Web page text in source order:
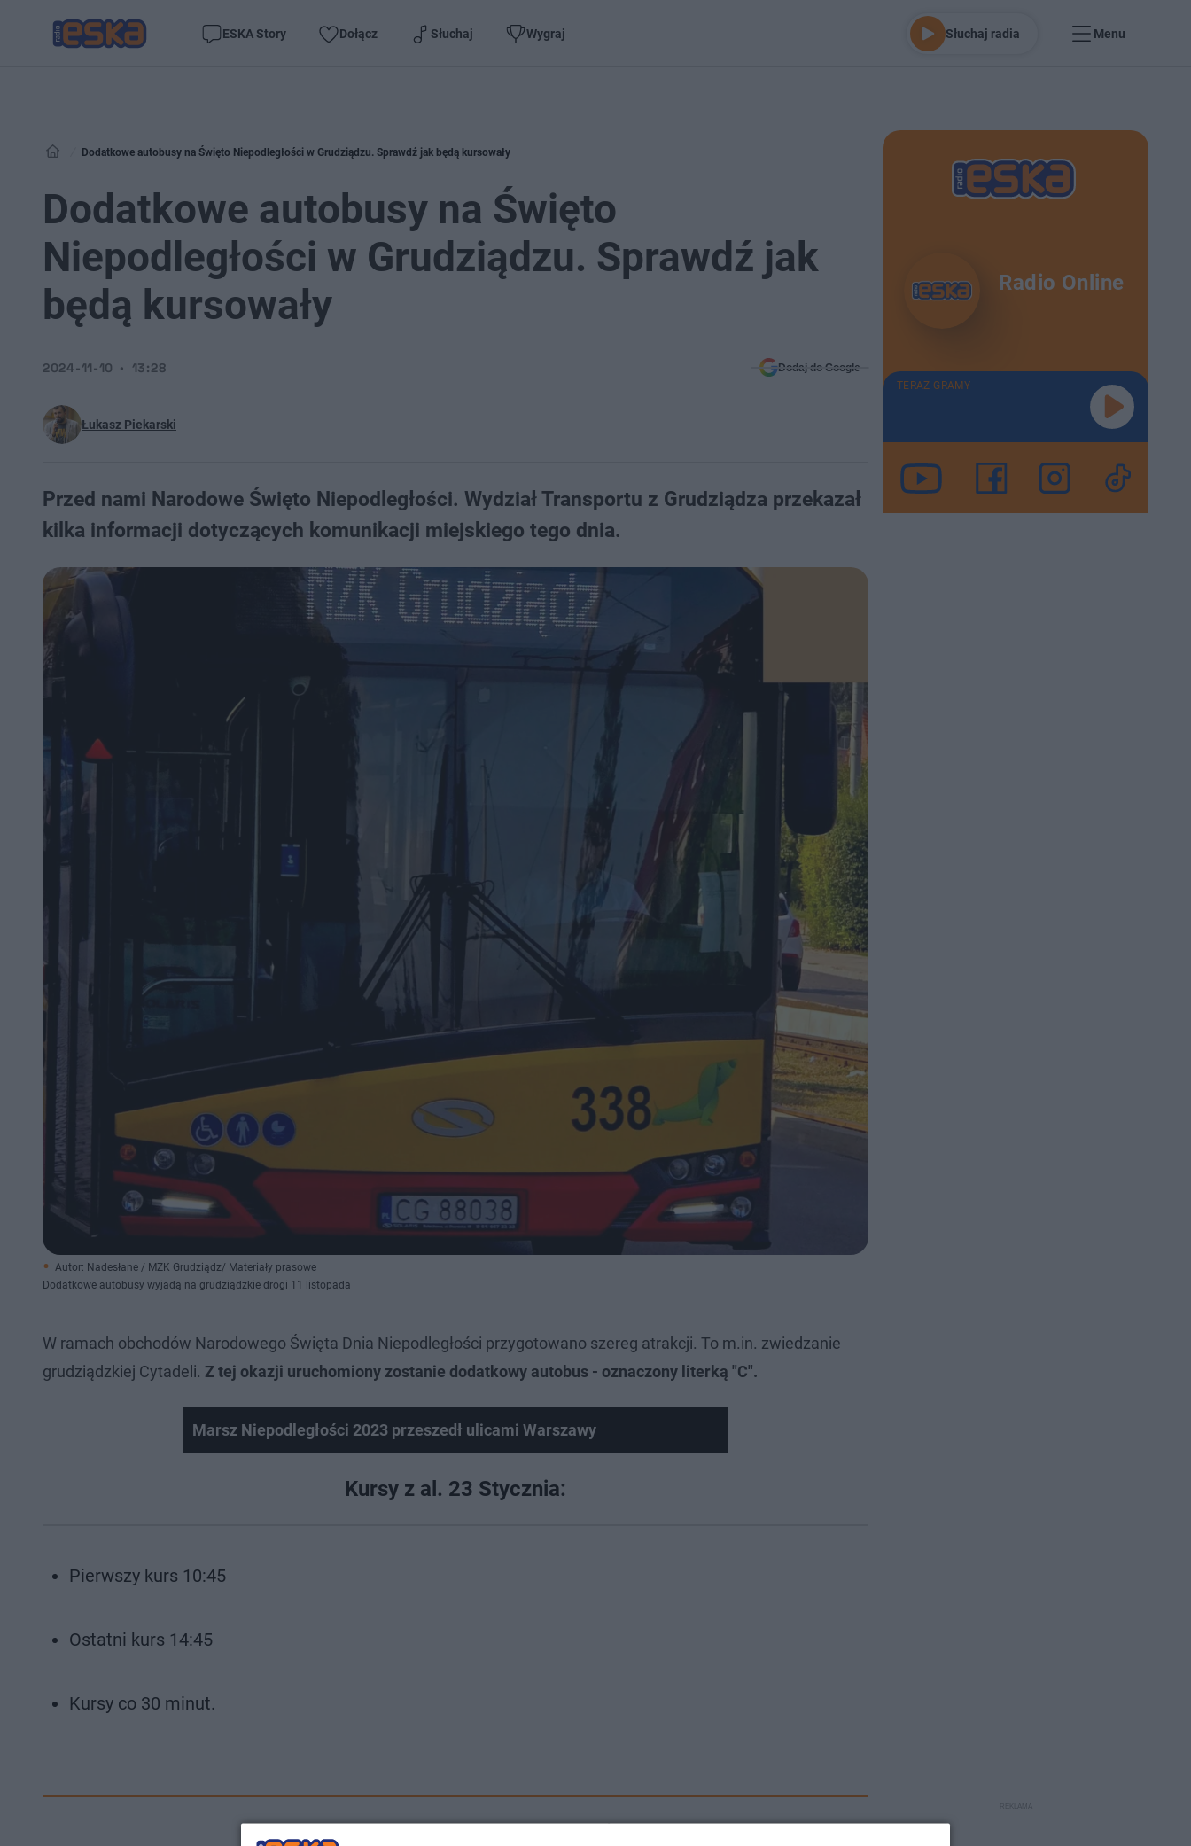
ESKA Story Dołącz Słuchaj Wygraj Słuchaj radia Menu
Dodatkowe autobusy na Święto Niepodległości w Grudziądzu. Sprawdź jak będą kursowały
Dodatkowe autobusy na Święto
Niepodległości w Grudziądzu. Sprawdź jak
będą kursowały
Łukasz Piekarski
2024-11-10 13:28 Dodaj do Google
Przed nami Narodowe Święto Niepodległości. Wydział Transportu z Grudziądza przekazał
kilka informacji dotyczących komunikacji miejskiego tego dnia.
Autor: Nadesłane / MZK Grudziądz/ Materiały prasowe
Dodatkowe autobusy wyjadą na grudziądzkie drogi 11 listopada
W ramach obchodów Narodowego Święta Dnia Niepodległości przygotowano szereg atrakcji. To m.in. zwiedzanie
grudziądzkiej Cytadeli. Z tej okazji uruchomiony zostanie dodatkowy autobus - oznaczony literką "C".
Marsz Niepodległości 2023 przeszedł ulicami Warszawy
Kursy z al. 23 Stycznia:
Pierwszy kurs 10:45
Ostatni kurs 14:45
Kursy co 30 minut.
Kursy z 18. Pułku Ułanów Pomorskich:
Radio Online
TERAZ GRAMY